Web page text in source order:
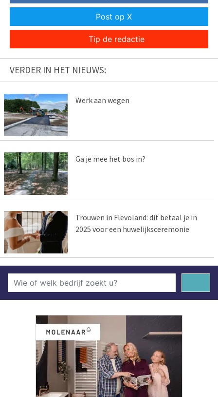
Post op X
Tip de redactie
VERDER IN HET NIEUWS:
Werk aan wegen
Ga je mee het bos in?
Trouwen in Flevoland: dit betaal je in
2025 voor een huwelijksceremonie